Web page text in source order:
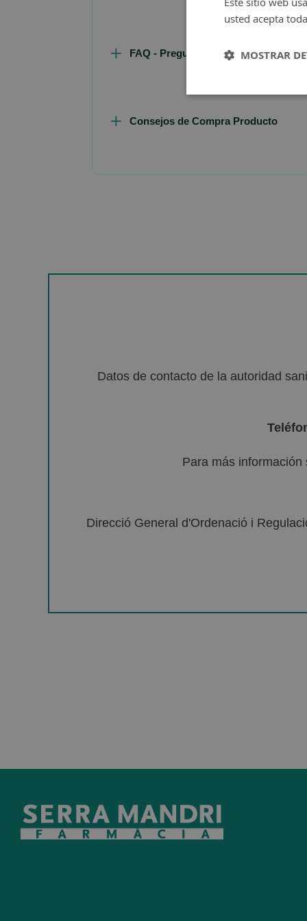
FAQ - Preguntas y Respuestas
Consejos de Compra Producto
Datos de contacto de la autoridad
Para más
Direcció General d'Ordenació i
usted acepta
MOSTRAR